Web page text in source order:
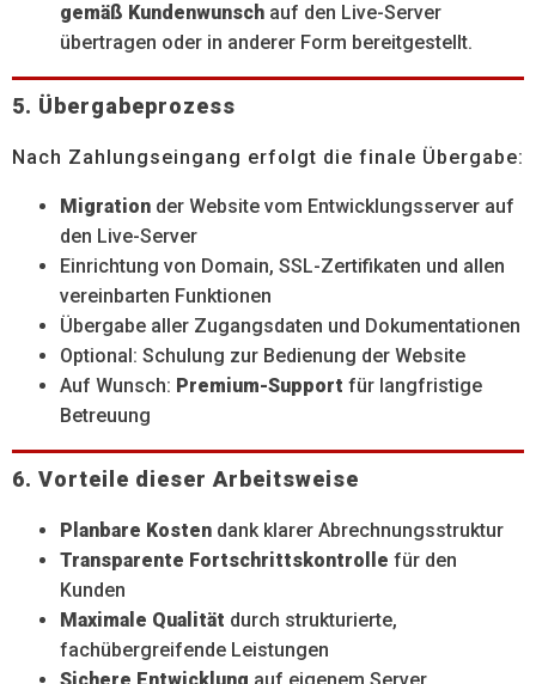
gemäß Kundenwunsch auf den Live-Server
übertragen oder in anderer Form bereitgestellt.
5. Übergabeprozess
Nach Zahlungseingang erfolgt die finale Übergabe:
Migration der Website vom Entwicklungsserver auf
den Live-Server
Einrichtung von Domain, SSL-Zertifikaten und allen
vereinbarten Funktionen
Übergabe aller Zugangsdaten und Dokumentationen
Optional: Schulung zur Bedienung der Website
Auf Wunsch: Premium-Support für langfristige
Betreuung
6. Vorteile dieser Arbeitsweise
Planbare Kosten dank klarer Abrechnungsstruktur
Transparente Fortschrittskontrolle für den
Kunden
Maximale Qualität durch strukturierte,
fachübergreifende Leistungen